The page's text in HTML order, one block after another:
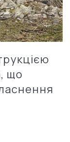
що